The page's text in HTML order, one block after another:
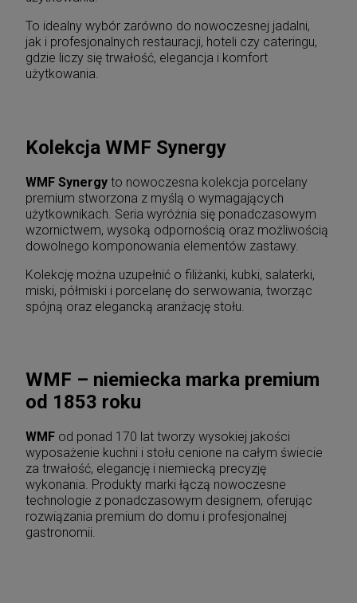
To idealny wybór zarówno do nowoczesnej jadalni,
jak i profesjonalnych restauracji, hoteli czy cateringu,
gdzie liczy się trwałość, elegancja i komfort
użytkowania.
Kolekcja WMF Synergy
WMF Synergy to nowoczesna kolekcja porcelany
premium stworzona z myślą o wymagających
użytkownikach. Seria wyróżnia się ponadczasowym
wzornictwem, wysoką odpornością oraz możliwością
dowolnego komponowania elementów zastawy.
Kolekcję można uzupełnić o filiżanki, kubki, salaterki,
miski, półmiski i porcelanę do serwowania, tworząc
spójną oraz elegancką aranżację stołu.
WMF – niemiecka marka premium
od 1853 roku
WMF od ponad 170 lat tworzy wysokiej jakości
wyposażenie kuchni i stołu cenione na całym świecie
za trwałość, elegancję i niemiecką precyzję
wykonania. Produkty marki łączą nowoczesne
technologie z ponadczasowym designem, oferując
rozwiązania premium do domu i profesjonalnej
gastronomii.